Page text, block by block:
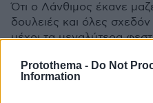
Protothema - Do Not
Information
Ότι ο Λάνθιμος έκανε
δουλειές και όλες
μέχρι τα μεγαλύτερα
βραβεία εισέπραξε.Αυτο
Έλληνα σκηνοθέτη μέχρι